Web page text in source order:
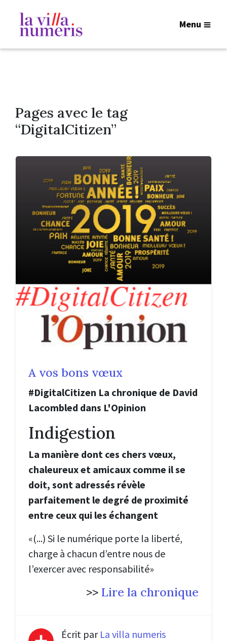
Menu
Pages avec le tag
“DigitalCitizen”
A vos bons vœux
#DigitalCitizen La chronique de David
Lacombled dans L'Opinion
Indigestion
La manière dont ces chers vœux,
chaleureux et amicaux comme il se
doit, sont adressés révèle
parfaitement le degré de proximité
entre ceux qui les échangent
«(...) Si le numérique porte la liberté,
charge à chacun d’entre nous de
l’exercer avec responsabilité»
>> Lire la chronique
Écrit par La villa numeris